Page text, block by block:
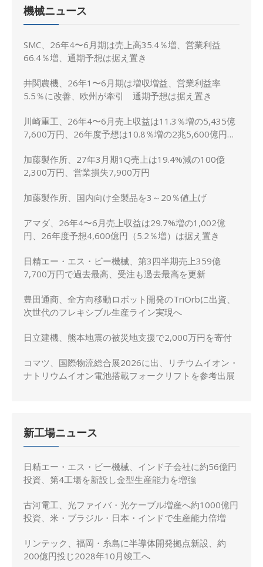
機械ニュース
SMC、26年4〜6月期は売上高35.4％増、営業利益
66.4％増、通期予想は据え置き
井関農機、26年1〜6月期は増収増益、営業利益率
5.5％に改善、欧州が牽引 通期予想は据え置き
川崎重工、26年4〜6月売上収益は11.3％増の5,435億
7,600万円、26年度予想は10.8％増の2兆5,600億円に
加藤製作所、27年3月期1Q売上は19.4%減の100億
2,300万円、営業損失7,900万円
加藤製作所、国内向け全製品を3～20％値上げ
アマダ、26年4〜6月売上収益は29.7%増の1,002億
円、26年度予想4,600億円（5.2％増）は据え置き
日精エー・エス・ビー機械、第3四半期売上359億
7,700万円で過去最高、受注も過去最高を更新
豊田通商、全方向移動ロボット開発のTriOrbに出資、
次世代のフレキシブル生産ライン実現へ
日立建機、熊本地震の被災地支援で2,000万円を寄付
コマツ、国際物流総合展2026に出、リチウムイオン・
ナトリウムイオン電池搭載フォークリフトを参考出展
新工場ニュース
日精エー・エス・ビー機械、インド子会社に約56億円
投資、第4工場を新設し金型生産能力を増強
古河電工、光ファイバ・光ケーブル増産へ約1000億円
投資、米・ブラジル・日本・インドで生産能力倍増
リンテック、福岡・糸島に半導体開発拠点新設、約
200億円投じ2028年10月竣工へ